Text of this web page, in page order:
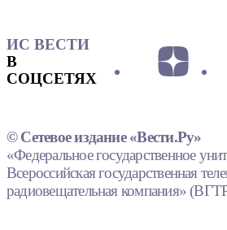
ИС ВЕСТИ
В
СОЦСЕТЯХ
© Сетевое издание «Вести.Ру»
«Федеральное государственное
Всероссийская государственная
радиовещательная компания»